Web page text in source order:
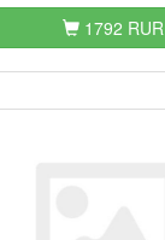
1792 RUR